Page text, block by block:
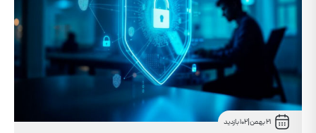
21 بهمن |102 بازدید